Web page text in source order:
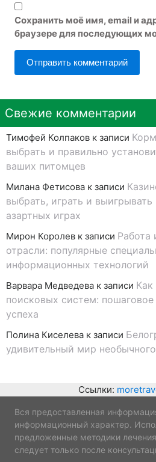
Сохранить моё имя, email и
браузере для последующих
Свежие комментарии
Тимофей Колпаков к записи
выбрать и правильно
ваших питомцев
Милана Фетисова к записи
выбрать, играть и
азартных играх
Мирон Королев к записи Работа
отрасли: популярные
информационных технологий
Варвара Медведева к записи Как
поисковых систем:
успеха
Полина Киселева к записи
удивительный мир
Ссылки:
Вся предоставленная
информационный характер.
предложенные методики
следует только после